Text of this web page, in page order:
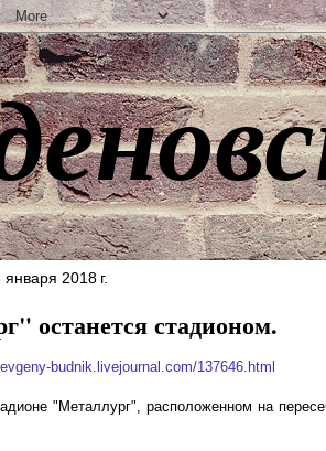
2018 г.
останется стадионом.
budnik.livejournal.com/137646.html
"Металлург", расположенном на